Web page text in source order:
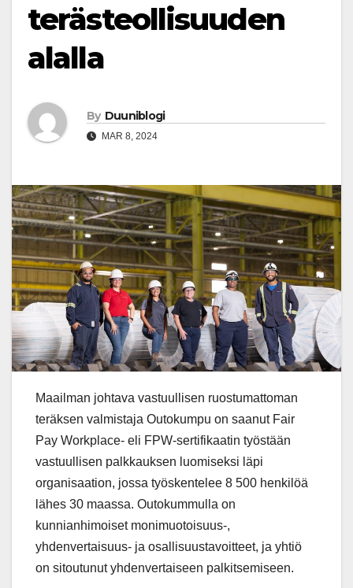
terästeollisuuden
alalla
By Duuniblogi
MAR 8, 2024
Maailman johtava vastuullisen ruostumattoman
teräksen valmistaja Outokumpu on saanut Fair
Pay Workplace- eli FPW-sertifikaatin työstään
vastuullisen palkkauksen luomiseksi läpi
organisaation, jossa työskentelee 8 500 henkilöä
lähes 30 maassa. Outokummulla on
kunnianhimoiset monimuotoisuus-,
yhdenvertaisuus- ja osallisuustavoitteet, ja yhtiö
on sitoutunut yhdenvertaiseen palkitsemiseen.